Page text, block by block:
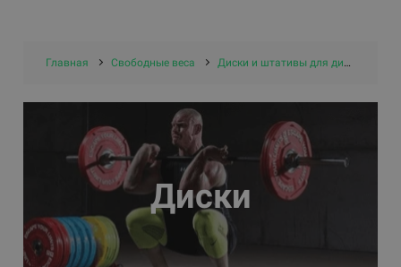
Главная Свободные веса Диски и штативы для дисков
Диски